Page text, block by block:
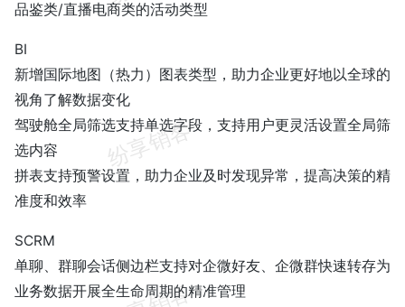
品鉴类/直播电商类的活动类型
BI
新增国际地图（热力）图表类型，助力企业更好地以全球的
视角了解数据变化
驾驶舱全局筛选支持单选字段，支持用户更灵活设置全局筛
选内容
拼表支持预警设置，助力企业及时发现异常，提高决策的精
准度和效率
SCRM
单聊、群聊会话侧边栏支持对企微好友、企微群快速转存为
业务数据开展全生命周期的精准管理